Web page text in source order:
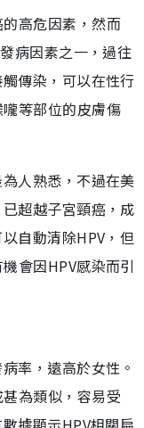
高危因素，然而
病因素之一，過往
傳染，可以在性行
等部位的皮膚傷
人熟悉，不過在美
超越子宮頸癌，成
自動清除HPV，但
會因HPV感染而引
率，遠高於女性。
為類似，容易受